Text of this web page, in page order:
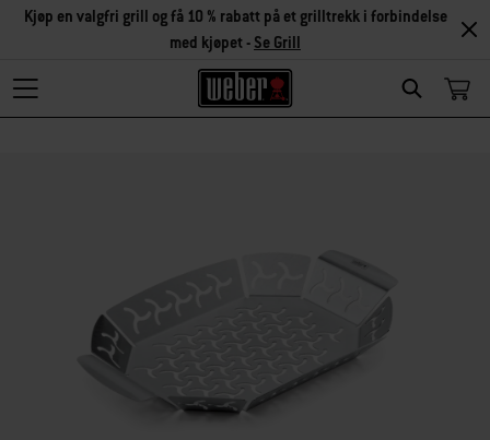
Search
Kjøp en valgfri grill og få 10 % rabatt på et grilltrekk i forbindelse
med kjøpet - Se Grill